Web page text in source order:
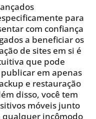
para
com confiança
a beneficiar os
de sites em si é
que pode
em apenas
e restauração
disso, você tem
móveis junto
qualquer incômodo